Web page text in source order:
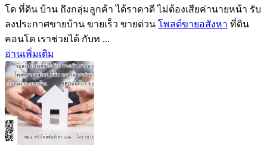
โด ที่ดิน บ้าน ถึงกลุ่มลูกค้า ได้ราคาดี ไม่ต้องเสียค่านายหน้า รับ
ลงประกาศขายบ้าน ขายเร็ว ขายด่วน โพสต์ขายอสังหา ที่ดิน
คอนโด เราช่วยได้ กับท ...
อ่านเพิ่มเติม